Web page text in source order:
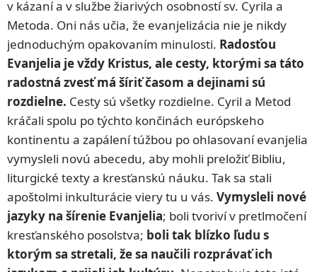
v kázaní a v službe žiarivých osobností sv. Cyrila a
Metoda. Oni nás učia, že evanjelizácia nie je nikdy
jednoduchým opakovaním minulosti. Radosťou
Evanjelia je vždy Kristus, ale cesty, ktorými sa táto
radostná zvesť má šíriť časom a dejinami sú
rozdielne. Cesty sú všetky rozdielne. Cyril a Metod
kráčali spolu po týchto končinách európskeho
kontinentu a zapálení túžbou po ohlasovaní evanjelia
vymysleli novú abecedu, aby mohli preložiť Bibliu,
liturgické texty a kresťanskú náuku. Tak sa stali
apoštolmi inkulturácie viery tu u vás. Vymysleli nové
jazyky na šírenie Evanjelia; boli tvoriví v pretlmočení
kresťanského posolstva; boli tak blízko ľudu s
ktorým sa stretali, že sa naučili rozprávať ich